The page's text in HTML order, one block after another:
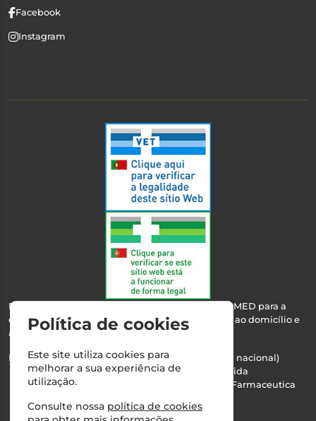
Facebook
Instagram
Esta farmácia encontra-se autorizada pelo INFARMED para a
dispensa de medicamentos e produtos de saúde ao domicílio e
através da internet.
Nº Infarmed: 21 798 7100 (chamada para rede fixa nacional)
Direção Técnica:Maria Teresa Almeida
NIPC:510103669 | Teresa Almeida - Sociedade Farmaceutica
Alvará nº:2994
Política de cookies
Este site utiliza cookies para
melhorar a sua experiência de
utilização.
Consulte nossa política de cookies